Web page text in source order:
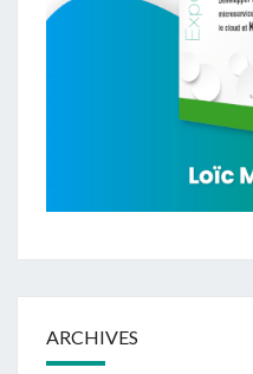
ARCHIVES